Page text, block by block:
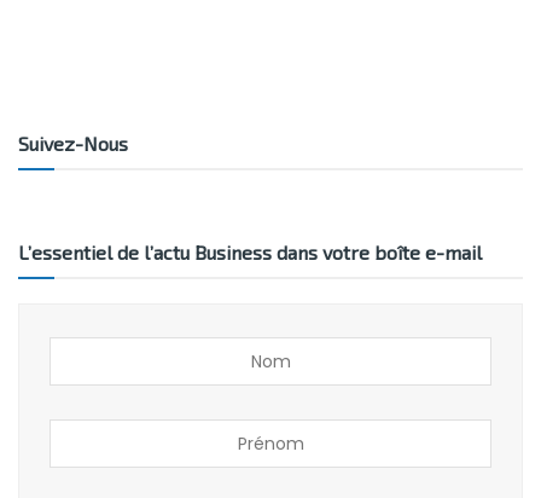
Suivez-Nous
L’essentiel de l’actu Business dans votre boîte e-mail